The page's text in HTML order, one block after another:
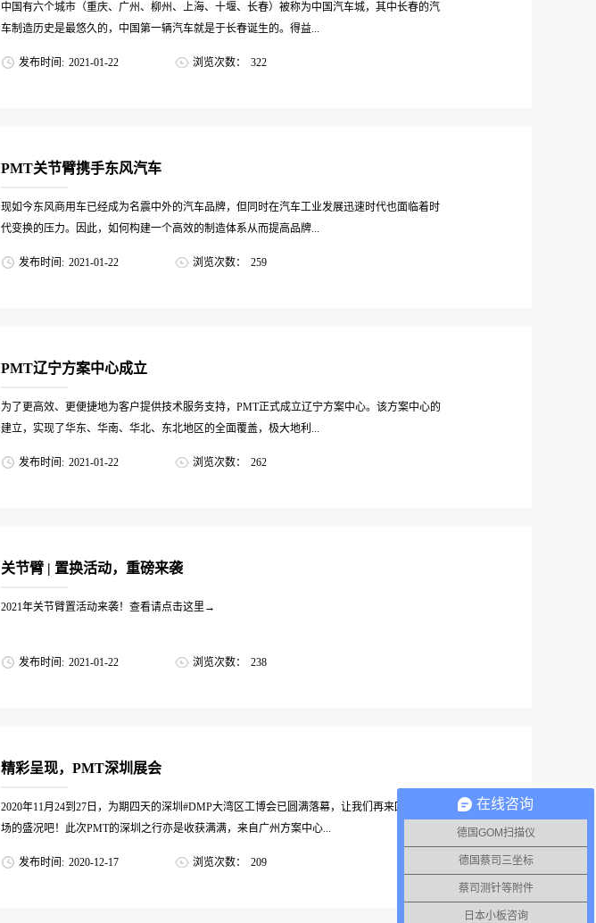
中国有六个城市（重庆、广州、柳州、上海、十堰、长春）被称为中国汽车城，其中长春的汽
车制造历史是最悠久的，中国第一辆汽车就是于长春诞生的。得益...
发布时间: 2021-01-22 浏览次数： 322
PMT关节臂携手东风汽车
现如今东风商用车已经成为名震中外的汽车品牌，但同时在汽车工业发展迅速时代也面临着时
代变换的压力。因此，如何构建一个高效的制造体系从而提高品牌...
发布时间: 2021-01-22 浏览次数： 259
PMT辽宁方案中心成立
为了更高效、更便捷地为客户提供技术服务支持，PMT正式成立辽宁方案中心。该方案中心的
建立，实现了华东、华南、华北、东北地区的全面覆盖，极大地利...
发布时间: 2021-01-22 浏览次数： 262
关节臂 | 置换活动，重磅来袭
2021年关节臂置活动来袭！查看请点击这里→
发布时间: 2021-01-22 浏览次数： 238
精彩呈现，PMT深圳展会
2020年11月24到27日，为期四天的深圳#DMP大湾区工博会已圆满落幕，让我们再来回顾下现
场的盛况吧！此次PMT的深圳之行亦是收获满满，来自广州方案中心...
发布时间: 2020-12-17 浏览次数： 209
在线咨询
德国GOM扫描仪
德国蔡司三坐标
蔡司测针等附件
日本小板咨询